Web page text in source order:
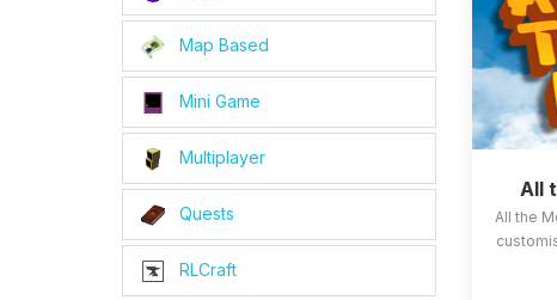
Map Based
Mini Game
Multiplayer
Quests
RLCraft
All
All the